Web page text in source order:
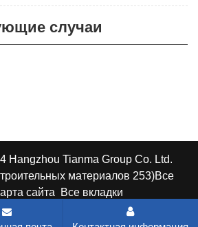
случаи
Hangzhou Tianma Group Co. Ltd.
материалов 253)Все
сайта Все вкладки